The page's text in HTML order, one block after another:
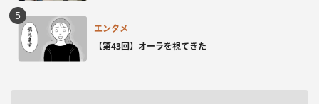
エンタメ
【第43回】オーラを視てきた